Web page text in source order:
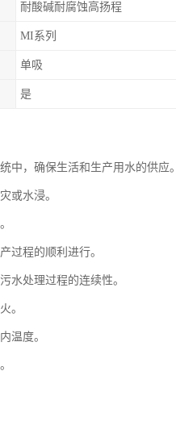
耐酸碱耐腐蚀高扬程
MI系列
单吸
是
中，确保生活和生产用水的供应。
或水浸。
过程的顺利进行。
水处理过程的连续性。
。
温度。